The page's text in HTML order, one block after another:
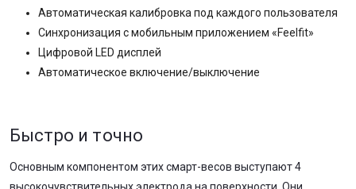
Автоматическая калибровка под каждого пользователя
Синхронизация с мобильным приложением «Feelfit»
Цифровой LED дисплей
Автоматическое включение/выключение
Быстро и точно
Основным компонентом этих смарт-весов выступают 4